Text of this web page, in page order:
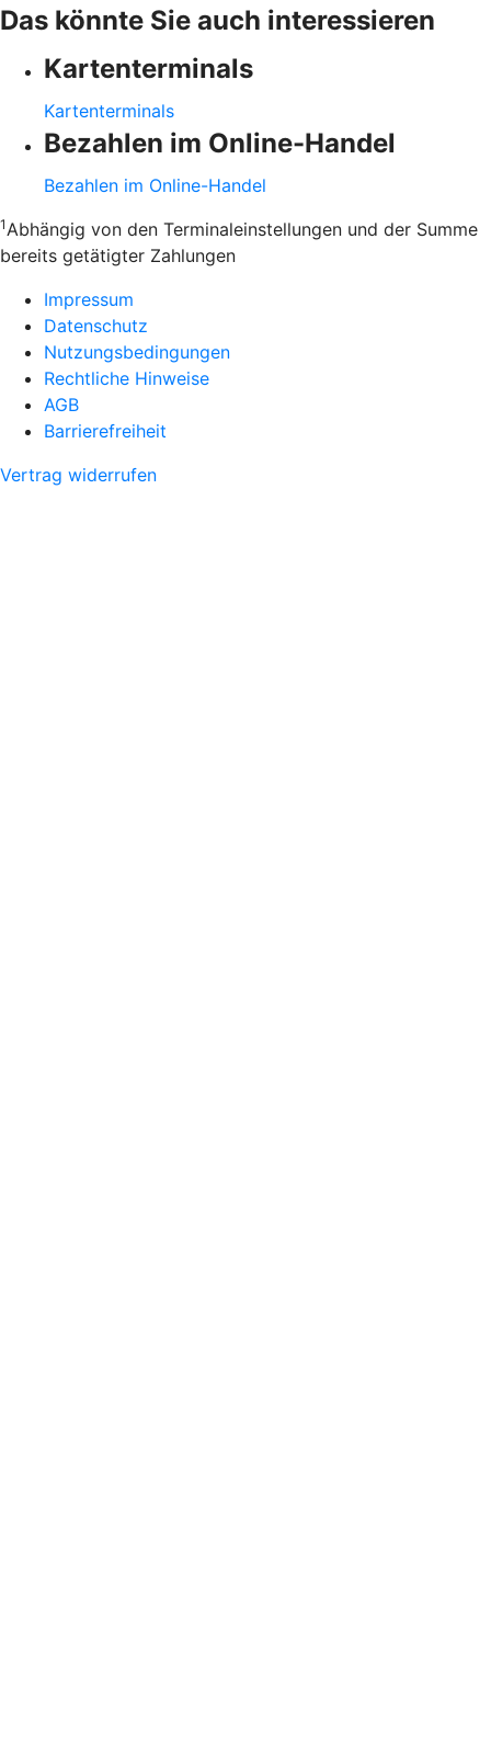
Das könnte Sie auch interessieren
Kartenterminals
Kartenterminals
Bezahlen im Online-Handel
Bezahlen im Online-Handel
1 Abhängig von den Terminaleinstellungen und der Summe
bereits getätigter Zahlungen
Impressum
Datenschutz
Nutzungsbedingungen
Rechtliche Hinweise
AGB
Barrierefreiheit
Vertrag widerrufen